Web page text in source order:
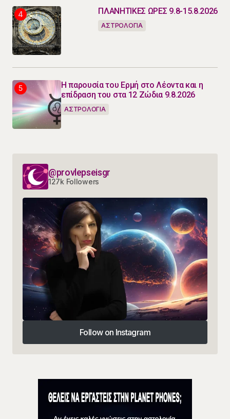
ΠΛΑΝΗΤΙΚΕΣ ΩΡΕΣ 9.8-15.8.2026
ΑΣΤΡΟΛΟΓΙΑ
Η παρουσία του Ερμή στο Λέοντα και η
επίδραση του στα 12 Ζώδια 9.8.2026
ΑΣΤΡΟΛΟΓΙΑ
@provlepseisgr
127k Followers
Follow on Instagram
Follow on Instagram